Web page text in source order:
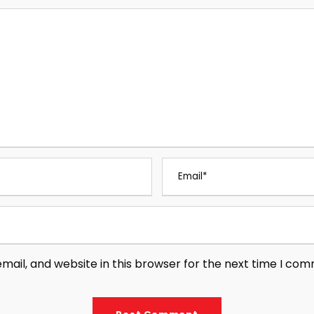
and website in this browser for the next time I